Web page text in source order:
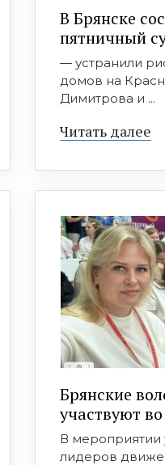
В Брянске
пятничный
— устранили
домов на
Димитрова и ...
Читать далее
Брянские
участвуют
В мероприятии
лидеров